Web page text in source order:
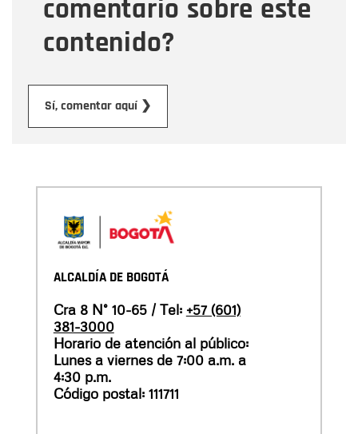
comentario sobre este
contenido?
Sí, comentar aquí ❯
ALCALDÍA DE BOGOTÁ
Cra 8 N° 10-65 / Tel: +57 (601)
381-3000
Horario de atención al público:
Lunes a viernes de 7:00 a.m. a
4:30 p.m.
Código postal: 111711